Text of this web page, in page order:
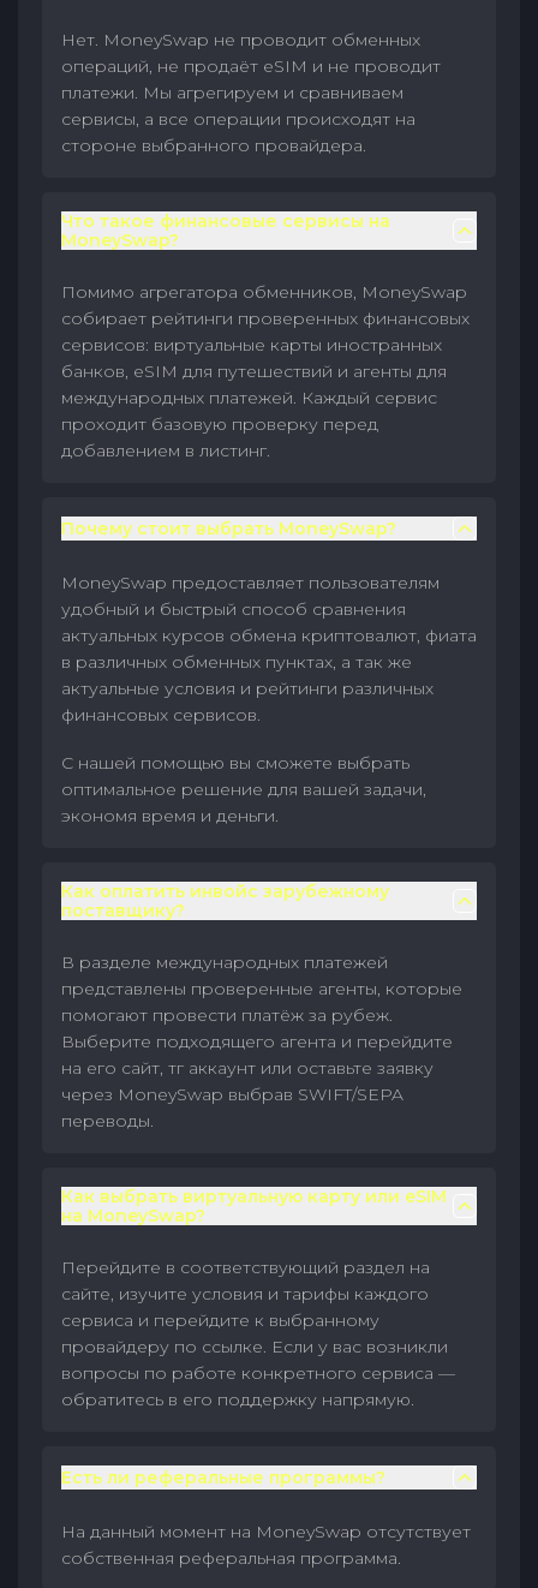
Нет. MoneySwap не проводит обменных
операций, не продаёт eSIM и не проводит
платежи. Мы агрегируем и сравниваем
сервисы, а все операции происходят на
стороне выбранного провайдера.
Что такое финансовые сервисы на
MoneySwap?
Помимо агрегатора обменников, MoneySwap
собирает рейтинги проверенных финансовых
сервисов: виртуальные карты иностранных
банков, eSIM для путешествий и агенты для
международных платежей. Каждый сервис
проходит базовую проверку перед
добавлением в листинг.
Почему стоит выбрать MoneySwap?
MoneySwap предоставляет пользователям
удобный и быстрый способ сравнения
актуальных курсов обмена криптовалют, фиата
в различных обменных пунктах, а так же
актуальные условия и рейтинги различных
финансовых сервисов.
С нашей помощью вы сможете выбрать
оптимальное решение для вашей задачи,
экономя время и деньги.
Как оплатить инвойс зарубежному
поставщику?
В разделе международных платежей
представлены проверенные агенты, которые
помогают провести платёж за рубеж.
Выберите подходящего агента и перейдите
на его сайт, тг аккаунт или оставьте заявку
через MoneySwap выбрав SWIFT/SEPA
переводы.
Как выбрать виртуальную карту или eSIM
на MoneySwap?
Перейдите в соответствующий раздел на
сайте, изучите условия и тарифы каждого
сервиса и перейдите к выбранному
провайдеру по ссылке. Если у вас возникли
вопросы по работе конкретного сервиса —
обратитесь в его поддержку напрямую.
Есть ли реферальные программы?
На данный момент на MoneySwap отсутствует
собственная реферальная программа.